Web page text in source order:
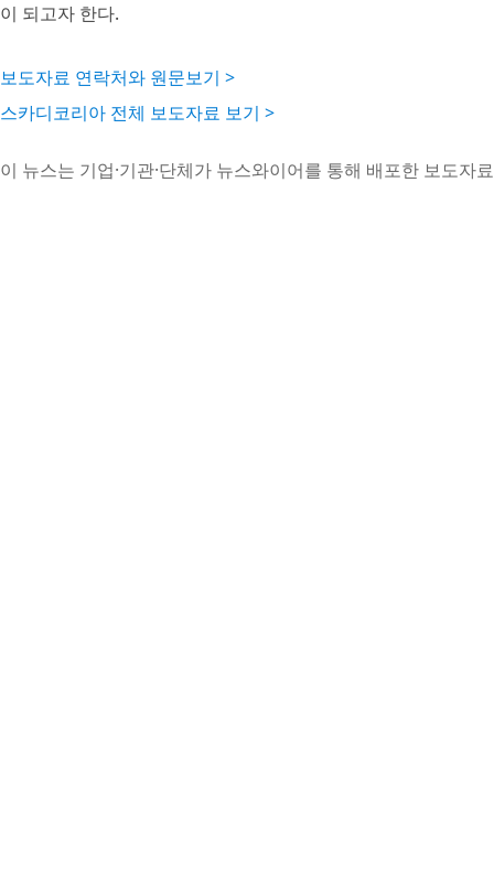
이 되고자 한다.
보도자료 연락처와 원문보기 >
스카디코리아 전체 보도자료 보기 >
이 뉴스는 기업·기관·단체가 뉴스와이어를 통해 배포한 보도자